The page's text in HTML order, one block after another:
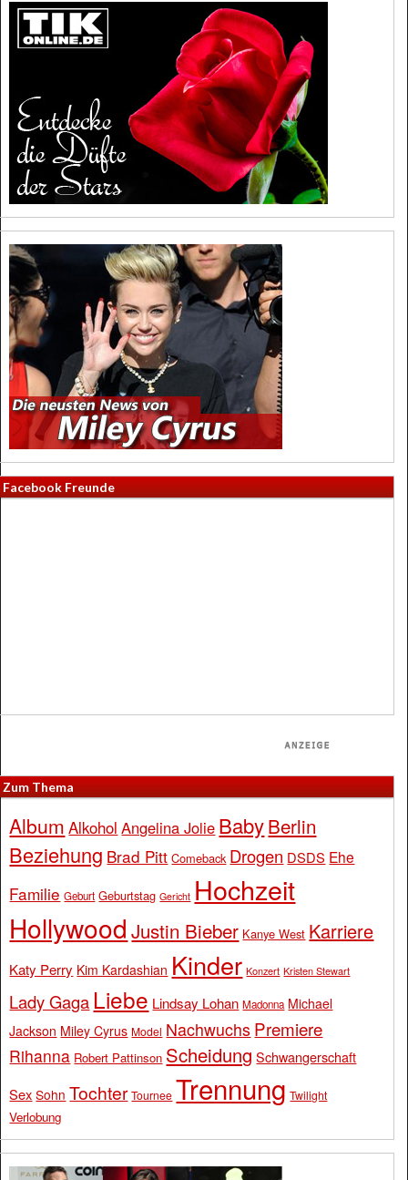
Facebook Freunde
Zum Thema
Album Alkohol Angelina Jolie BabyBerlin
Beziehung Brad Pitt Comeback Drogen DSDS Ehe
Familie Geburt Geburtstag Gericht Hochzeit
Hollywood Justin Bieber Kanye West Karriere
Katy Perry Kim Kardashian Kinder Konzert Kristen Stewart
Lady Gaga Liebe Lindsay Lohan Madonna Michael
Jackson Miley Cyrus Model Nachwuchs Premiere
Rihanna Robert Pattinson Scheidung Schwangerschaft
Sex Sohn Tochter Tournee Trennung Twilight
Verlobung